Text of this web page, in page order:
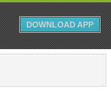
DOWNLOAD APP